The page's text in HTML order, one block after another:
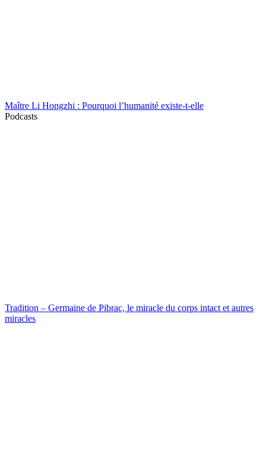
Maître Li Hongzhi : Pourquoi l’humanité existe-t-elle
Podcasts
Tradition – Germaine de Pibrac, le miracle du corps intact et autres
miracles